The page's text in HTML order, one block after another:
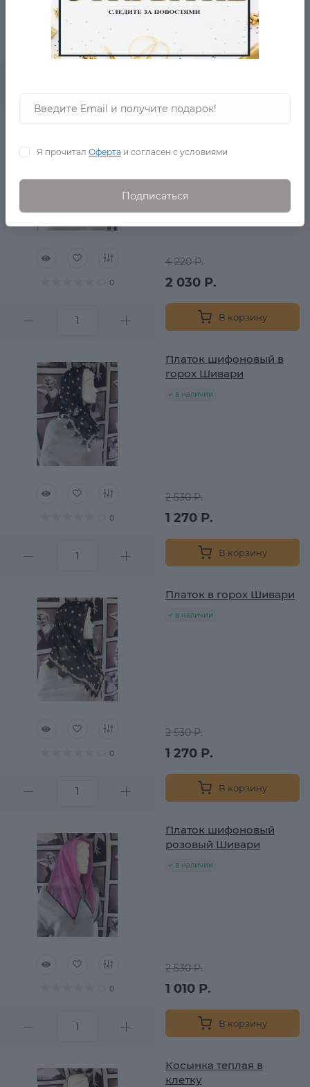
590 Р.
0
Малли
4 220 Р.
2 030 Р.
В корзину
0
Платок шифоновый в
горох Шивари
в наличии
2 530 Р.
1 270 Р.
В корзину
0
Платок в горох Шивари
в наличии
2 530 Р.
1 270 Р.
В корзину
0
Платок шифоновый
розовый Шивари
в наличии
2 530 Р.
1 010 Р.
В корзину
Косынка теплая в
клетку
Я прочитал Оферта и согласен с условиями
Подписаться